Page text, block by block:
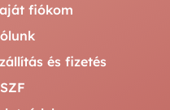
fiókom
és fizetés